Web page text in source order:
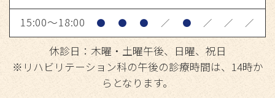
15:00～18:00 ● ● ● ／ ● ／ ／ ／
休診日：木曜・土曜午後、日曜、祝日
※リハビリテーション科の午後の診療時間は、14時か
らとなります。